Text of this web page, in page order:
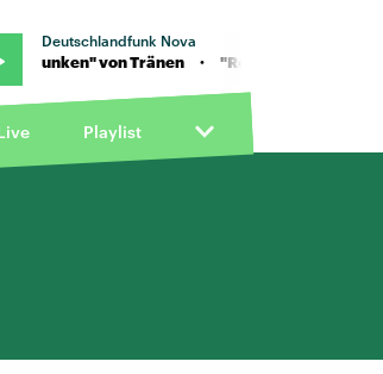
Deutschlandfunk Nova
· "Rote Funken" von Tränen
Playlist